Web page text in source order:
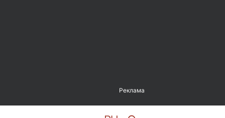
Реклама